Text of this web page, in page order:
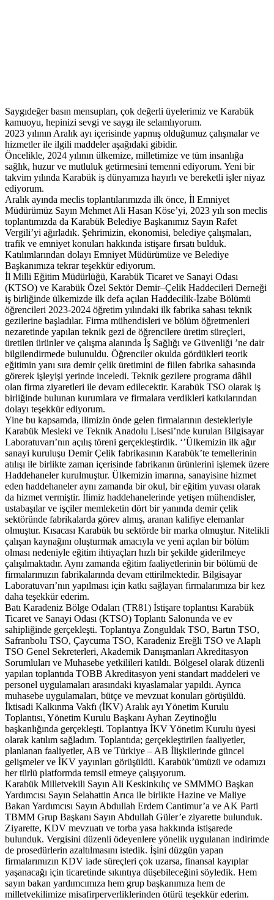
Saygıdeğer basın mensupları, çok değerli üyelerimiz ve Karabük
kamuoyu, hepinizi sevgi ve saygı ile selamlıyorum.
2023 yılının Aralık ayı içerisinde yapmış olduğumuz çalışmalar ve
hizmetler ile ilgili maddeler aşağıdaki gibidir.
Öncelikle, 2024 yılının ülkemize, milletimize ve tüm insanlığa
sağlık, huzur ve mutluluk getirmesini temenni ediyorum. Yeni bir
takvim yılında Karabük iş dünyamıza hayırlı ve bereketli işler niyaz
ediyorum.
Aralık ayında meclis toplantılarımızda ilk önce, İl Emniyet
Müdürümüz Sayın Mehmet Ali Hasan Köse’yi, 2023 yılı son meclis
toplantımızda da Karabük Belediye Başkanımız Sayın Rafet
Vergili’yi ağırladık. Şehrimizin, ekonomisi, belediye çalışmaları,
trafik ve emniyet konuları hakkında istişare fırsatı bulduk.
Katılımlarından dolayı Emniyet Müdürümüze ve Belediye
Başkanımıza tekrar teşekkür ediyorum.
İl Milli Eğitim Müdürlüğü, Karabük Ticaret ve Sanayi Odası
(KTSO) ve Karabük Özel Sektör Demir–Çelik Haddecileri Derneği
iş birliğinde ülkemizde ilk defa açılan Haddecilik-İzabe Bölümü
öğrencileri 2023-2024 öğretim yılındaki ilk fabrika sahası teknik
gezilerine başladılar. Firma mühendisleri ve bölüm öğretmenleri
nezaretinde yapılan teknik gezi de öğrencilere üretim süreçleri,
üretilen ürünler ve çalışma alanında İş Sağlığı ve Güvenliği ’ne dair
bilgilendirmede bulunuldu. Öğrenciler okulda gördükleri teorik
eğitimin yanı sıra demir çelik üretimini de fiilen fabrika sahasında
görerek işleyişi yerinde inceledi. Teknik gezilere programa dâhil
olan firma ziyaretleri ile devam edilecektir. Karabük TSO olarak iş
birliğinde bulunan kurumlara ve firmalara verdikleri katkılarından
dolayı teşekkür ediyorum.
Yine bu kapsamda, ilimizin önde gelen firmalarının destekleriyle
Karabük Mesleki ve Teknik Anadolu Lisesi’nde kurulan Bilgisayar
Laboratuvarı’nın açılış töreni gerçekleştirdik. ‘’Ülkemizin ilk ağır
sanayi kuruluşu Demir Çelik fabrikasının Karabük’te temellerinin
atılışı ile birlikte zaman içerisinde fabrikanın ürünlerini işlemek üzere
Haddehaneler kurulmuştur. Ülkemizin imarına, sanayisine hizmet
eden haddehaneler aynı zamanda bir okul, bir eğitim yuvası olarak
da hizmet vermiştir. İlimiz haddehanelerinde yetişen mühendisler,
ustabaşılar ve işçiler memleketin dört bir yanında demir çelik
sektöründe fabrikalarda görev almış, aranan kalifiye elemanlar
olmuştur. Kısacası Karabük bu sektörde bir marka olmuştur. Nitelikli
çalışan kaynağını oluşturmak amacıyla ve yeni açılan bir bölüm
olması nedeniyle eğitim ihtiyaçları hızlı bir şekilde giderilmeye
çalışılmaktadır. Aynı zamanda eğitim faaliyetlerinin bir bölümü de
firmalarımızın fabrikalarında devam ettirilmektedir. Bilgisayar
Laboratuvarı’nın yapılması için katkı sağlayan firmalarımıza bir kez
daha teşekkür ederim.
Batı Karadeniz Bölge Odaları (TR81) İstişare toplantısı Karabük
Ticaret ve Sanayi Odası (KTSO) Toplantı Salonunda ve ev
sahipliğinde gerçekleşti. Toplantıya Zonguldak TSO, Bartın TSO,
Safranbolu TSO, Çaycuma TSO, Karadeniz Ereğli TSO ve Alaplı
TSO Genel Sekreterleri, Akademik Danışmanları Akreditasyon
Sorumluları ve Muhasebe yetkilileri katıldı. Bölgesel olarak düzenli
yapılan toplantıda TOBB Akreditasyon yeni standart maddeleri ve
personel uygulamaları arasındaki kıyaslamalar yapıldı. Ayrıca
muhasebe uygulamaları, bütçe ve mevzuat konuları görüşüldü.
İktisadi Kalkınma Vakfı (İKV) Aralık ayı Yönetim Kurulu
Toplantısı, Yönetim Kurulu Başkanı Ayhan Zeytinoğlu
başkanlığında gerçekleşti. Toplantıya İKV Yönetim Kurulu üyesi
olarak katılım sağladım. Toplantıda; gerçekleştirilen faaliyetler,
planlanan faaliyetler, AB ve Türkiye – AB İlişkilerinde güncel
gelişmeler ve İKV yayınları görüşüldü. Karabük’ümüzü ve odamızı
her türlü platformda temsil etmeye çalışıyorum.
Karabük Milletvekili Sayın Ali Keskinkılıç ve SMMMO Başkan
Yardımcısı Sayın Selahattin Arıca ile birlikte Hazine ve Maliye
Bakan Yardımcısı Sayın Abdullah Erdem Cantimur’a ve AK Parti
TBMM Grup Başkanı Sayın Abdullah Güler’e ziyarette bulunduk.
Ziyarette, KDV mevzuatı ve torba yasa hakkında istişarede
bulunduk. Vergisini düzenli ödeyenlere yönelik uygulanan indirimde
de prosedürlerin azaltılmasını istedik. İşini düzgün yapan
firmalarımızın KDV iade süreçleri çok uzarsa, finansal kayıplar
yaşanacağı için ticaretinde sıkıntıya düşebileceğini söyledik. Hem
sayın bakan yardımcımıza hem grup başkanımıza hem de
milletvekilimize misafirperverliklerinden ötürü teşekkür ederim.